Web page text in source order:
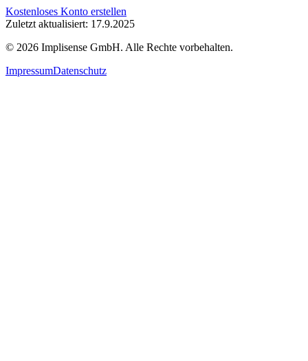
Kostenloses Konto erstellen
Zuletzt aktualisiert: 17.9.2025
© 2026 Implisense GmbH. Alle Rechte vorbehalten.
ImpressumDatenschutz